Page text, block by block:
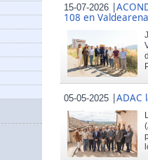
15-07-2026 |
108 en
05-05-2025 |ADAC